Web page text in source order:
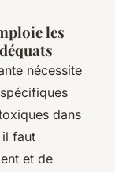
les
nécessite
dans
il faut
et de